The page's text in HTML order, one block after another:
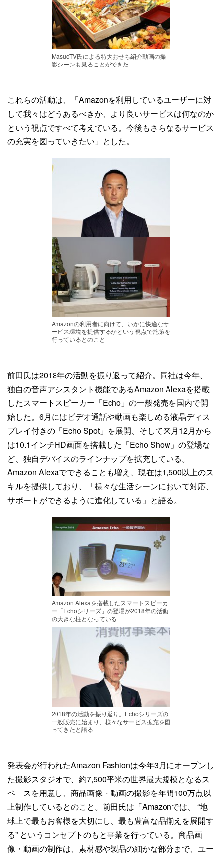
MasuoTV氏による特大おせち紹介動画の撮
影シーンも見ることができた
これらの活動は、「Amazonを利用しているユーザーに対
して我々はどうあるべきか、より良いサービスは何なのか
という視点ですべて考えている。今後もさらなるサービス
の充実を図っていきたい」とした。
Amazonの利用者に向けて、いかに快適なサ
ービス環境を提供するかという視点で施策を
行っているとのこと
前田氏は2018年の活動を振り返って紹介。同社は今年、
独自の音声アシスタント機能であるAmazon Alexaを搭載
したスマートスピーカー「Echo」の一般発売を国内で開
始した。6月にはビデオ通話や動画も楽しめる液晶ディス
プレイ付きの「Echo Spot」を展開、そして来月12月から
は10.1インチHD画面を搭載した「Echo Show」の登場な
ど、独自デバイスのラインナップを拡充している。
Amazon Alexaでできることも増え、現在は1,500以上のス
キルを提供しており、「様々な生活シーンにおいて対応、
サポートができるように進化している」と語る。
Amazon Alexaを搭載したスマートスピーカ
ー「Echoシリーズ」の登場が2018年の活動
の大きな柱となっている
2018年の活動を振り返り。Echoシリーズの
一般販売に始まり、様々なサービス拡充を図
ってきたと語る
発表会が行われたAmazon Fashionは今年3月にオープンし
た撮影スタジオで、約7,500平米の世界最大規模となるス
ペースを用意し、商品画像・動画の撮影を年間100万点以
上制作しているとのこと。前田氏は「Amazonでは、 “地
球上で最もお客様を大切にし、最も豊富な品揃えを展開す
る” というコンセプトのもと事業を行っている。商品画
像・動画の制作は、素材感や製品の細かな部分まで、ユー